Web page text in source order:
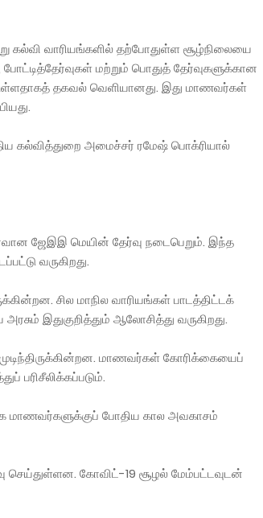
கல்வி வாரியங்களில் தற்போதுள்ள சூழ்நிலையை
மற்றும் பொதுத் தேர்வுகளுக்கான
தகவல் வெளியானது. இது மாணவர்கள்
கல்வித்துறை அமைச்சர் ரமேஷ் பொக்ரியால்
ஜேஇஇ மெயின் தேர்வு நடைபெறும். இந்த
வருகிறது.
சில மாநில வாரியங்கள் பாடத்திட்டக்
இதுகுறித்தும் ஆலோசித்து வருகிறது.
மாணவர்கள் கோரிக்கையைப்
பரிசீலிக்கப்படும்.
மாணவர்களுக்குப் போதிய கால அவகாசம்
செய்துள்ளன. கோவிட்-19 சூழல் மேம்பட்டவுடன்